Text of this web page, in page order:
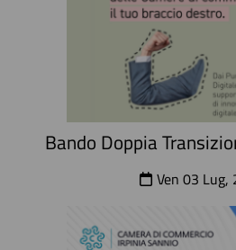
Bando Doppia
Ven 03 Lug,